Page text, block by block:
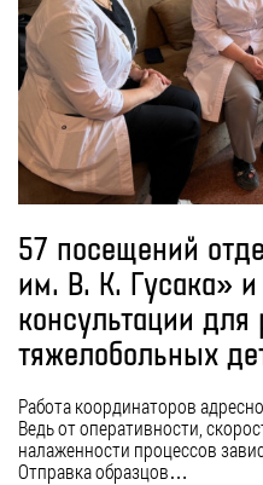
57 посещений
им. В. К. Гусака»
консультации для
тяжелобольных
Работа координаторов
Ведь от оперативности,
налаженности процессов
Отправка образцов…